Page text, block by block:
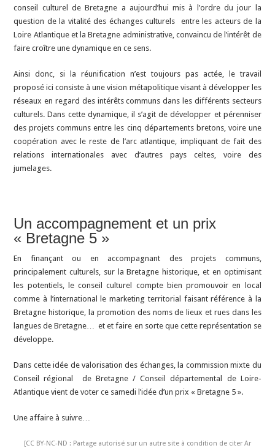
conseil culturel de Bretagne a aujourd’hui mis à l’ordre du jour la
question de la vitalité des échanges culturels entre les acteurs de la
Loire Atlantique et la Bretagne administrative, convaincu de l’intérêt de
faire croître une dynamique en ce sens.
Ainsi donc, si la réunification n’est toujours pas actée, le travail
proposé ici consiste à une vision métapolitique visant à développer les
réseaux en regard des intérêts communs dans les différents secteurs
culturels. Dans cette dynamique, il s’agit de développer et pérenniser
des projets communs entre les cinq départements bretons, voire une
coopération avec le reste de l’arc atlantique, impliquant de fait des
relations internationales avec d’autres pays celtes, voire des
jumelages.
Un accompagnement et un prix
« Bretagne 5 »
En finançant ou en accompagnant des projets communs,
principalement culturels, sur la Bretagne historique, et en optimisant
les potentiels, le conseil culturel compte bien promouvoir en local
comme à l’international le marketing territorial faisant référence à la
Bretagne historique, la promotion des noms de lieux et rues dans les
langues de Bretagne… et et faire en sorte que cette représentation se
développe.
Dans cette idée de valorisation des échanges, la commission mixte du
Conseil régional de Bretagne / Conseil départemental de Loire-
Atlantique vient de voter ce samedi l’idée d’un prix « Bretagne 5 ».
Une affaire à suivre…
[CC BY-NC-ND : Partage autorisé sur un autre site à condition de citer Ar